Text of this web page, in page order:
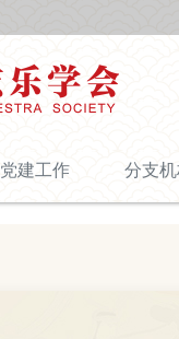
党建工作 分支